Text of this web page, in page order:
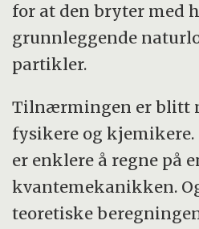
for at den bryter med
grunnleggende
partikler.
Tilnærmingen er blitt
fysikere og kjemikere.
er enklere å regne på
kvantemekanikken.
teoretiske